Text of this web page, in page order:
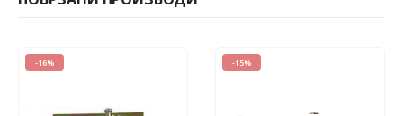
-16% -15%